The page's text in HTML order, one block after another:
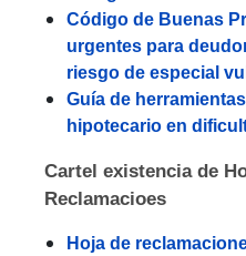
Código de Buenas
urgentes para
riesgo de especial
Guía de
hipotecario en
Cartel existencia de
Reclamacioes
Hoja de